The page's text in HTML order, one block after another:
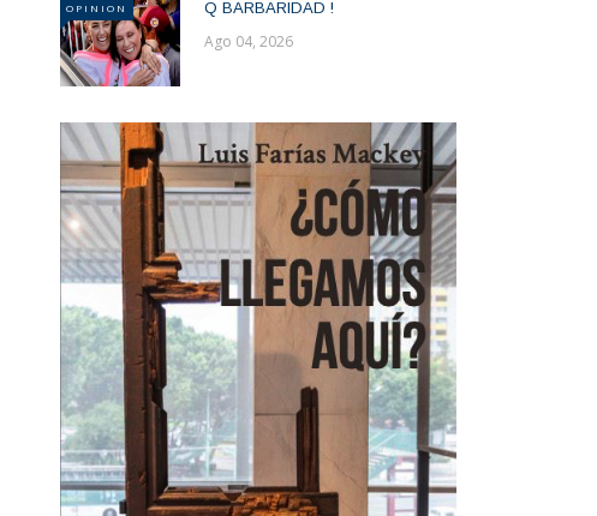
OPINION Q BARBARIDAD !
Ago 04, 2026